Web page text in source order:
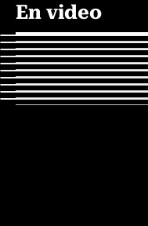
En video